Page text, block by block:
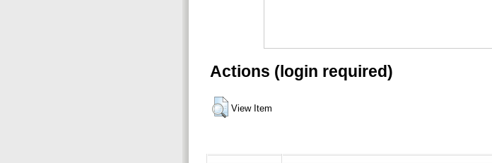
Actions (login required)
View Item